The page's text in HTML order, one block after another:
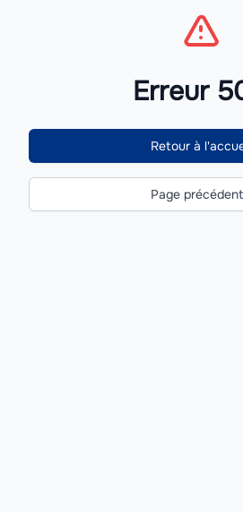
Erreur
Retour à
Page